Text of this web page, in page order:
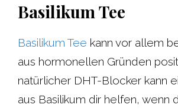
Basilikum Tee
Basilikum Tee kann vor allem
aus hormonellen Gründen
natürlicher DHT-Blocker kann
aus Basilikum dir helfen, wenn